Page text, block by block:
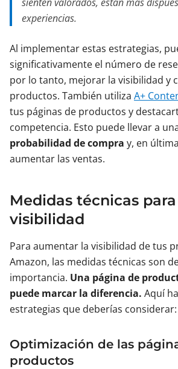
experiencias.
Al implementar estas estrategias,
significativamente el número de
por lo tanto, mejorar la visibilidad y
productos. También utiliza A+
tus páginas de productos y
competencia. Esto puede llevar a
probabilidad de compra y, en
aumentar las ventas.
Medidas técnicas
visibilidad
Para aumentar la visibilidad de tus
Amazon, las medidas técnicas son
importancia. Una página de
puede marcar la diferencia. Aquí
estrategias que deberías considerar:
Optimización de las
productos